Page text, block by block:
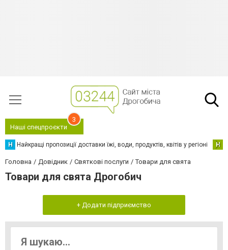
Наші спецпроєкти
3
Н Найкращі пропозиції доставки їжі, води, продуктів, квітів у регіоні Н
Головна Довідник Святкові послуги Товари для свята
Товари для свята Дрогобич
+ Додати підприємство